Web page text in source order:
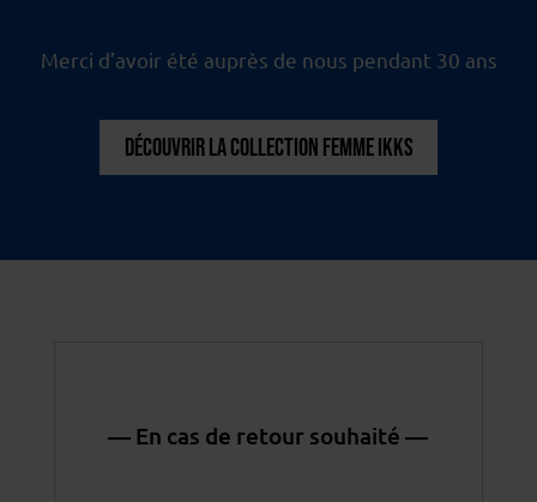
Merci d’avoir été auprès de nous pendant 30 ans
DÉCOUVRIR LA COLLECTION FEMME IKKS
— En cas de retour souhaité —